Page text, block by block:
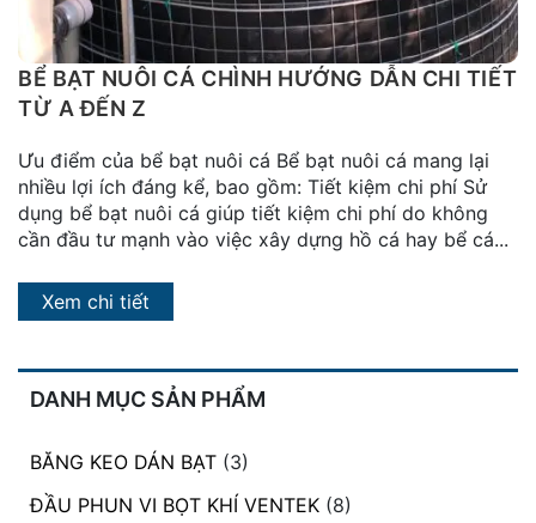
Blog
chia
sẻ
hệ
DANH MỤC SẢN PHẨM
BĂNG KEO DÁN BẠT (3)
ĐẦU PHUN VI BỌT KHÍ VENTEK (8)
BỂ BẠT NUÔI CÁ CHÌNH HƯỚNG DẪN CHI TIẾT
TỪ A ĐẾN Z
Ưu điểm của bể bạt nuôi cá Bể bạt nuôi cá mang lại
nhiều lợi ích đáng kể, bao gồm: Tiết kiệm chi phí Sử
dụng bể bạt nuôi cá giúp tiết kiệm chi phí do không
cần đầu tư mạnh vào việc xây dựng hồ cá hay bể cá...
Xem chi tiết